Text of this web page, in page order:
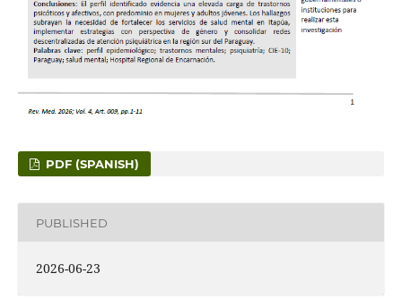
PDF (SPANISH)
PUBLISHED
2026-06-23